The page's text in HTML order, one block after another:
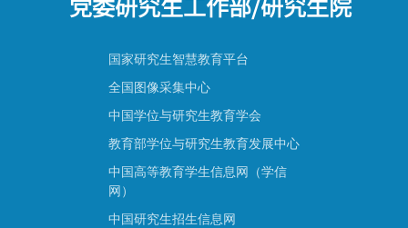
国家研究生智慧教育平台
全国图像采集中心
中国学位与研究生教育学会
教育部学位与研究生教育发展中心
中国高等教育学生信息网（学信
网）
中国研究生招生信息网